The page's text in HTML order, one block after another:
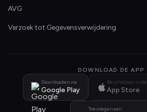
AVG
Verzoek tot Gegevensverwijdering
DOWNLOAD DE APP
Downloaden via
Google Play
Beschikbaar in de
App Store
Toevoegen aan